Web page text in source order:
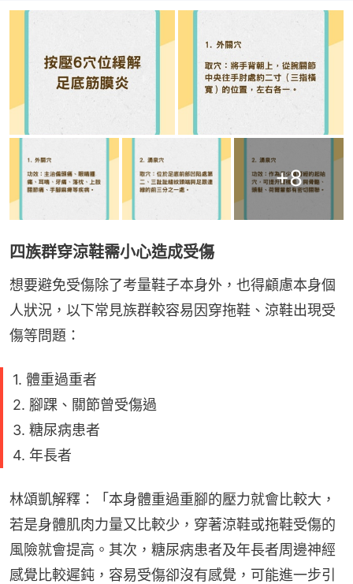
+8
四族群穿涼鞋需小心造成受傷
想要避免受傷除了考量鞋子本身外，也得顧慮本身個
人狀況，以下常見族群較容易因穿拖鞋、涼鞋出現受
傷等問題：
1. 體重過重者
2. 腳踝、關節曾受傷過
3. 糖尿病患者
4. 年長者
林頌凱解釋：「本身體重過重腳的壓力就會比較大，
若是身體肌肉力量又比較少，穿著涼鞋或拖鞋受傷的
風險就會提高。其次，糖尿病患者及年長者周邊神經
感覺比較遲鈍，容易受傷卻沒有感覺，可能進一步引